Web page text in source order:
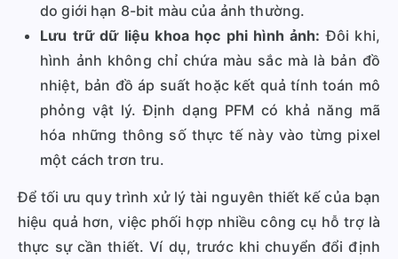
do giới hạn 8-bit màu của ảnh thường.
Lưu trữ dữ liệu khoa học phi hình ảnh: Đôi khi,
hình ảnh không chỉ chứa màu sắc mà là bản đồ
nhiệt, bản đồ áp suất hoặc kết quả tính toán mô
phỏng vật lý. Định dạng PFM có khả năng mã
hóa những thông số thực tế này vào từng pixel
một cách trơn tru.
Để tối ưu quy trình xử lý tài nguyên thiết kế của bạn
hiệu quả hơn, việc phối hợp nhiều công cụ hỗ trợ là
thực sự cần thiết. Ví dụ, trước khi chuyển đổi định